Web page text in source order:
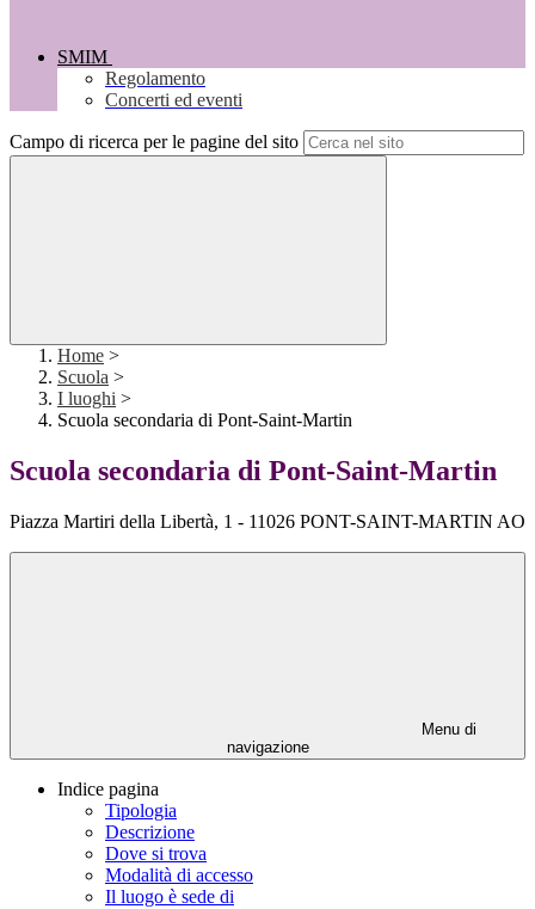
SMIM
Regolamento
Concerti ed eventi
Campo di ricerca per le pagine del sito
Home >
Scuola >
I luoghi >
Scuola secondaria di Pont-Saint-Martin
Scuola secondaria di Pont-Saint-Martin
Piazza Martiri della Libertà, 1 - 11026 PONT-SAINT-MARTIN AO
Menu di
navigazione
Indice pagina
Tipologia
Descrizione
Dove si trova
Modalità di accesso
Il luogo è sede di